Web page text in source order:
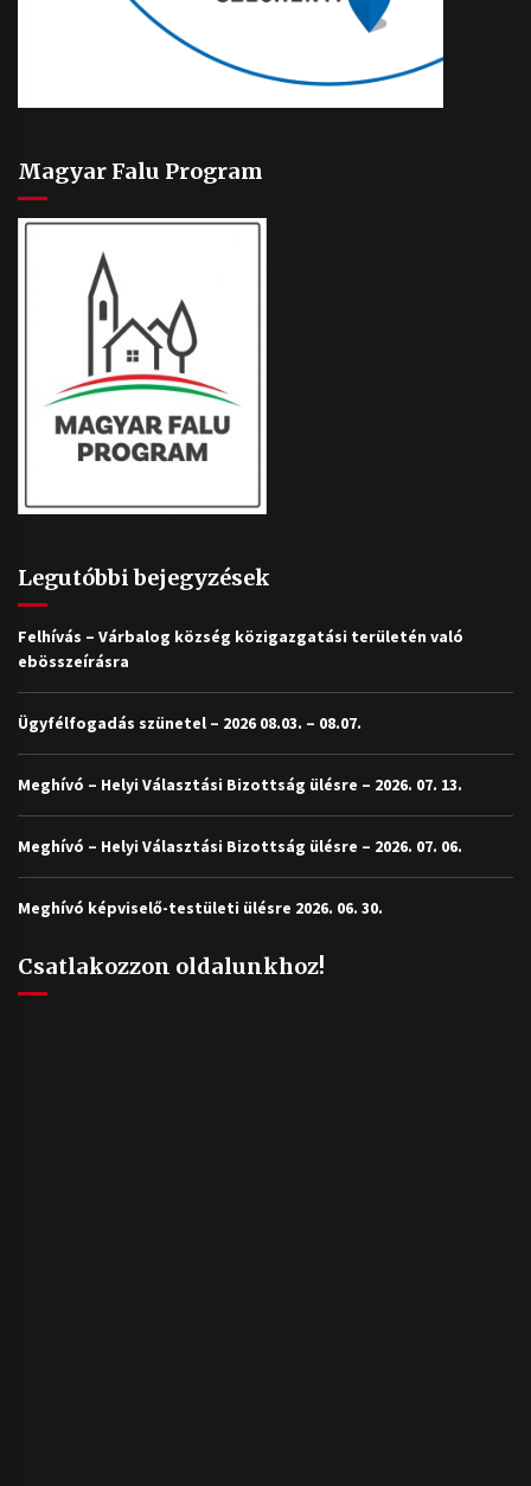
Magyar Falu Program
Legutóbbi bejegyzések
Felhívás – Várbalog község közigazgatási területén való
ebösszeírásra
Ügyfélfogadás szünetel – 2026 08.03. – 08.07.
Meghívó – Helyi Választási Bizottság ülésre – 2026. 07. 13.
Meghívó – Helyi Választási Bizottság ülésre – 2026. 07. 06.
Meghívó képviselő-testületi ülésre 2026. 06. 30.
Csatlakozzon oldalunkhoz!